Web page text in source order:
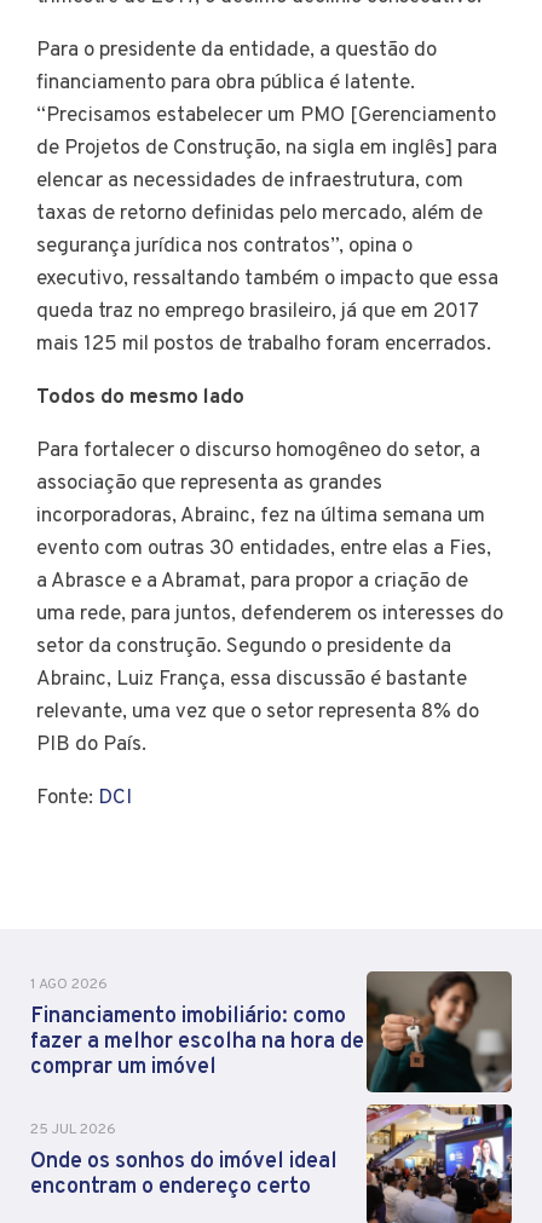
Para o presidente da entidade, a questão do
financiamento para obra pública é latente.
“Precisamos estabelecer um PMO [Gerenciamento
de Projetos de Construção, na sigla em inglês] para
elencar as necessidades de infraestrutura, com
taxas de retorno definidas pelo mercado, além de
segurança jurídica nos contratos”, opina o
executivo, ressaltando também o impacto que essa
queda traz no emprego brasileiro, já que em 2017
mais 125 mil postos de trabalho foram encerrados.
Todos do mesmo lado
Para fortalecer o discurso homogêneo do setor, a
associação que representa as grandes
incorporadoras, Abrainc, fez na última semana um
evento com outras 30 entidades, entre elas a Fies,
a Abrasce e a Abramat, para propor a criação de
uma rede, para juntos, defenderem os interesses do
setor da construção. Segundo o presidente da
Abrainc, Luiz França, essa discussão é bastante
relevante, uma vez que o setor representa 8% do
PIB do País.
Fonte: DCI
1 AGO 2026
Financiamento imobiliário: como
fazer a melhor escolha na hora de
comprar um imóvel
25 JUL 2026
Onde os sonhos do imóvel ideal
encontram o endereço certo